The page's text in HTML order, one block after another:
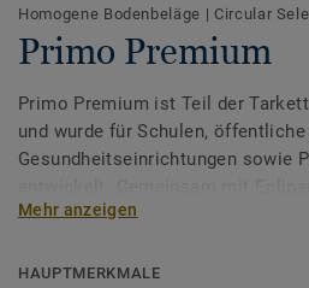
Homogene Bodenbeläge | Circular
Primo Premium
Primo Premium ist Teil der
und wurde für Schulen, öffentliche
Gesundheitseinrichtungen sowie
Premium Range eine Farbpalette
harmonischen Tönen reicht.
Mehr anzeigen
HAUPTMERKMALE